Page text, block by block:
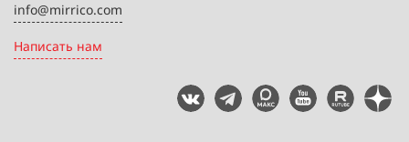
info@mirrico.com
Написать нам